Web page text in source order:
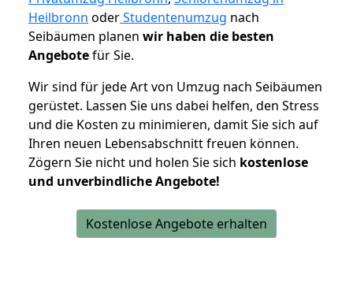
Heilbronn oderStudentenumzug nach
Seibäumen planen wir haben die besten
Angebotefür Sie.
Wir sind für jede Art von Umzug nach Seibäumen
gerüstet. Lassen Sie uns dabei helfen, den Stress
und die Kosten zu minimieren, damit Sie sich auf
Ihren neuen Lebensabschnitt freuen können.
Zögern Sie nicht und holen Sie sich kostenlose
und unverbindliche Angebote!
Kostenlose Angebote erhalten